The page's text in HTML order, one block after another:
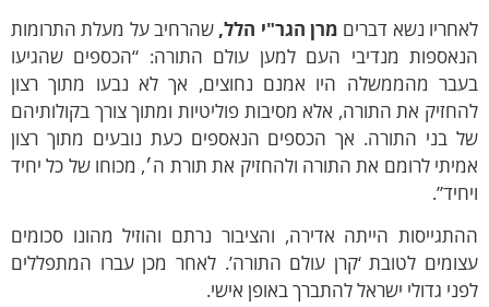
נשא דבריםמרן הגר"י הלל,שהרחיב על מעלת התרומות
מנדיבי העם למען עולם התורה: “הכספים שהגיעו
מהממשלה היו אמנם נחוצים, אך לא נבעו מתוך רצון
את התורה, אלא מסיבות פוליטיות ומתוך צורך בקולותיהם
בני התורה. אך הכספים הנאספים כעת נובעים מתוך רצון
לרומם את התורה ולהחזיק את תורת ה׳, מכוחו של כל יחיד
הייתה אדירה, והציבור נרתם והוזיל מהונו סכומים
לטובת ‘קרן עולם התורה’. לאחר מכן עברו המתפללים
גדולי ישראל להתברך באופן אישי.